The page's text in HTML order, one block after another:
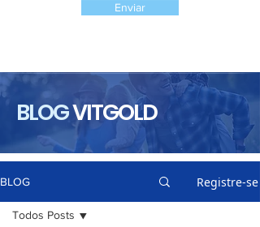
Enviar
BLOGVITGOLD
BLOG Registre-se
Todos Posts